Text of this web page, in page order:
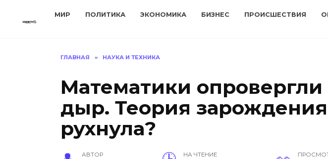
МИР ПОЛИТИКА ЭКОНОМИКА БИЗНЕС ПРОИСШЕСТВИЯ
ГЛАВНАЯ » НАУКА И ТЕХНИКА
Математики
дыр. Теория
рухнула?
АВТОР НА ЧТЕНИЕ